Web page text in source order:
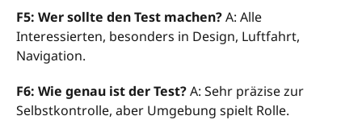
F5: Wer sollte den Test machen?A: Alle
Interessierten, besonders in Design, Luftfahrt,
Navigation.
F6: Wie genau ist der Test?A: Sehr präzise zur
Selbstkontrolle, aber Umgebung spielt Rolle.